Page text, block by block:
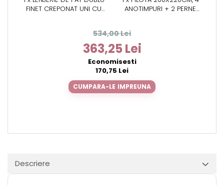
FINET CREPONAT UNI CU
ANOTIMPURI + 2 PERNE
534,00 Lei
363,25 Lei
Economisesti
170,75 Lei
CUMPARA-LE IMPREUNA
Descriere